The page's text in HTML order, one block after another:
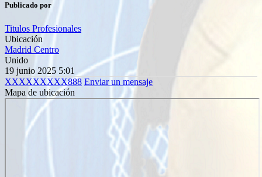
Publicado por
Titulos Profesionales
Ubicación
Madrid Centro
Unido
19 junio 2025 5:01
XXXXXXXXX888 Enviar un mensaje
Mapa de ubicación